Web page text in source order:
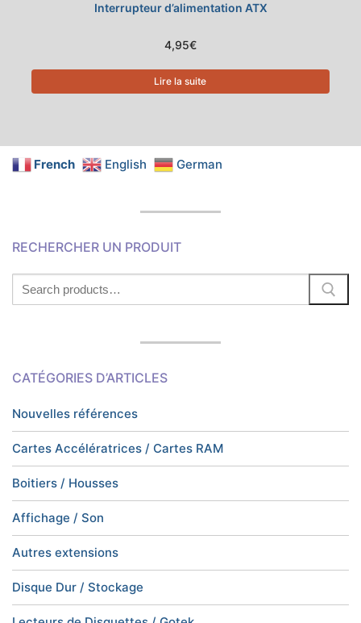
Interrupteur d’alimentation ATX
4,95€
Lire la suite
French English German
RECHERCHER UN PRODUIT
Search
for:
CATÉGORIES D’ARTICLES
Nouvelles références
Cartes Accélératrices / Cartes RAM
Boitiers / Housses
Affichage / Son
Autres extensions
Disque Dur / Stockage